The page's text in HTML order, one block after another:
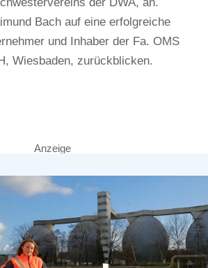
Bach auf eine erfolgreiche
und Inhaber der Fa. OMS
Wiesbaden, zurückblicken.
Anzeige